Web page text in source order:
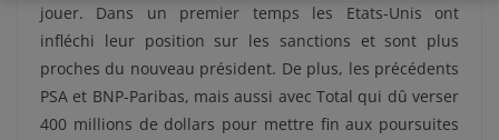
jouer. Dans un premier temps les Etats-Unis ont
infléchi leur position sur les sanctions et sont plus
proches du nouveau président. De plus, les précédents
PSA et BNP-Paribas, mais aussi avec Total qui dû verser
400 millions de dollars pour mettre fin aux poursuites